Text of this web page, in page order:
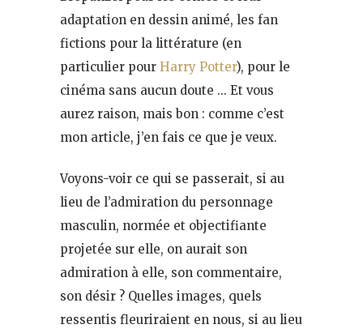
adaptation en dessin animé, les fan
fictions pour la littérature (en
particulier pour Harry Potter), pour le
cinéma sans aucun doute … Et vous
aurez raison, mais bon : comme c’est
mon article, j’en fais ce que je veux.
Voyons-voir ce qui se passerait, si au
lieu de l’admiration du personnage
masculin, normée et objectifiante
projetée sur elle, on aurait son
admiration à elle, son commentaire,
son désir ? Quelles images, quels
ressentis fleuriraient en nous, si au lieu